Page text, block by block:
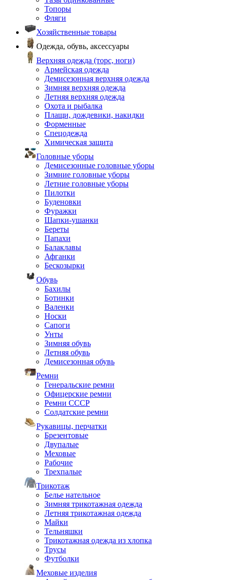
Топоры
Фляги
Хозяйственные товары
Одежда, обувь, аксессуары
Верхняя одежда (торс, ноги)
Армейская одежда
Демисезонная верхняя одежда
Зимняя верхняя одежда
Летняя верхняя одежда
Охота и рыбалка
Плащи, дождевики, накидки
Форменные
Спецодежда
Химическая защита
Головные уборы
Демисезонные головные уборы
Зимние головные уборы
Летние головные уборы
Пилотки
Буденовки
Фуражки
Шапки-ушанки
Береты
Папахи
Балаклавы
Афганки
Бескозырки
Обувь
Бахилы
Ботинки
Валенки
Носки
Сапоги
Унты
Зимняя обувь
Летняя обувь
Демисезонная обувь
Ремни
Генеральские ремни
Офицерские ремни
Ремни СССР
Солдатские ремни
Рукавицы, перчатки
Брезентовые
Двупалые
Меховые
Рабочие
Трехпалые
Трикотаж
Белье нательное
Зимняя трикотажная одежда
Летняя трикотажная одежда
Майки
Тельняшки
Трикотажная одежда из хлопка
Трусы
Футболки
Меховые изделия